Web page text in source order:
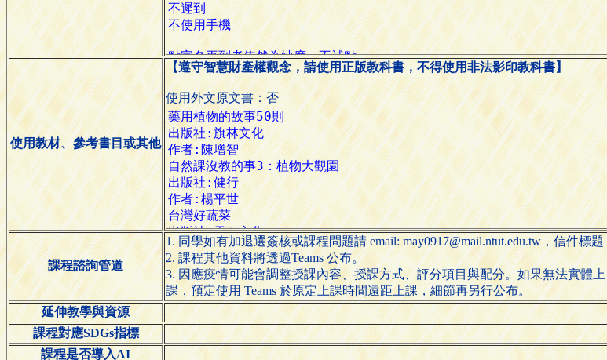
使用教材、參考書目或其他
【遵守智慧財產權觀念，請使用正版教科書，不得使用非法影印教科書】
使用外文原文書：否
課程諮詢管道
1. 同學如有加退選簽核或課程問題請 email: may0917@mail.ntut.edu.tw，信件標
2. 課程其他資料將透過Teams 公布。
3. 因應疫情可能會調整授課內容、授課方式、評分項目與配分。如果無法實體上
課，預定使用 Teams 於原定上課時間遠距上課，細節再另行公布。
延伸教學與資源
課程對應SDGs指標
課程是否導入AI